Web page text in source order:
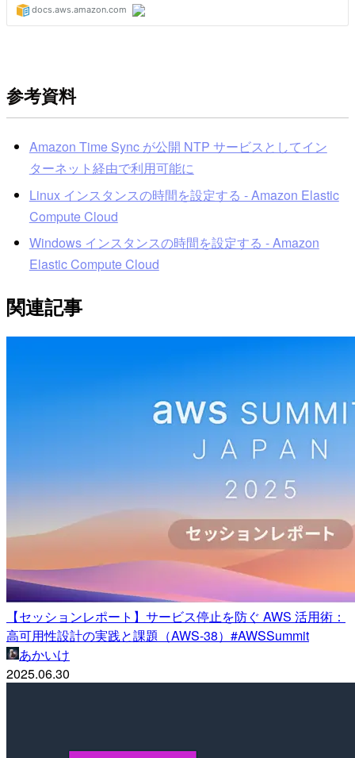
参考資料
Amazon Time Sync が公開 NTP サービスとしてイン
ターネット経由で利用可能に
Linux インスタンスの時間を設定する - Amazon Elastic
Compute Cloud
Windows インスタンスの時間を設定する - Amazon
Elastic Compute Cloud
関連記事
【セッションレポート】サービス停止を防ぐ AWS 活用術：
高可用性設計の実践と課題（AWS-38）#AWSSummit
あかいけ
2025.06.30